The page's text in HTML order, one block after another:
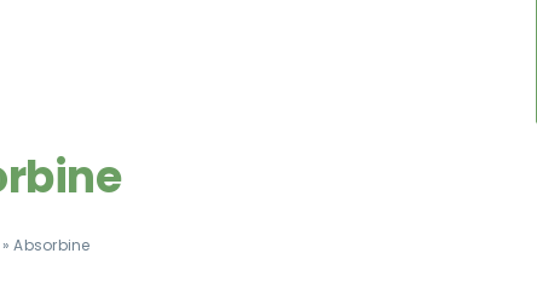
Absorbine